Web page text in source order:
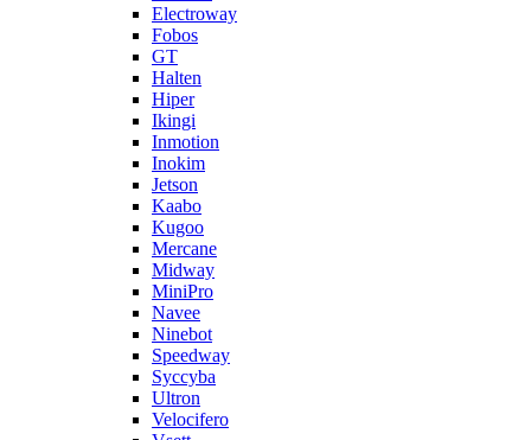
Electroway
Fobos
GT
Halten
Hiper
Ikingi
Inmotion
Inokim
Jetson
Kaabo
Kugoo
Mercane
Midway
MiniPro
Navee
Ninebot
Speedway
Syccyba
Ultron
Velocifero